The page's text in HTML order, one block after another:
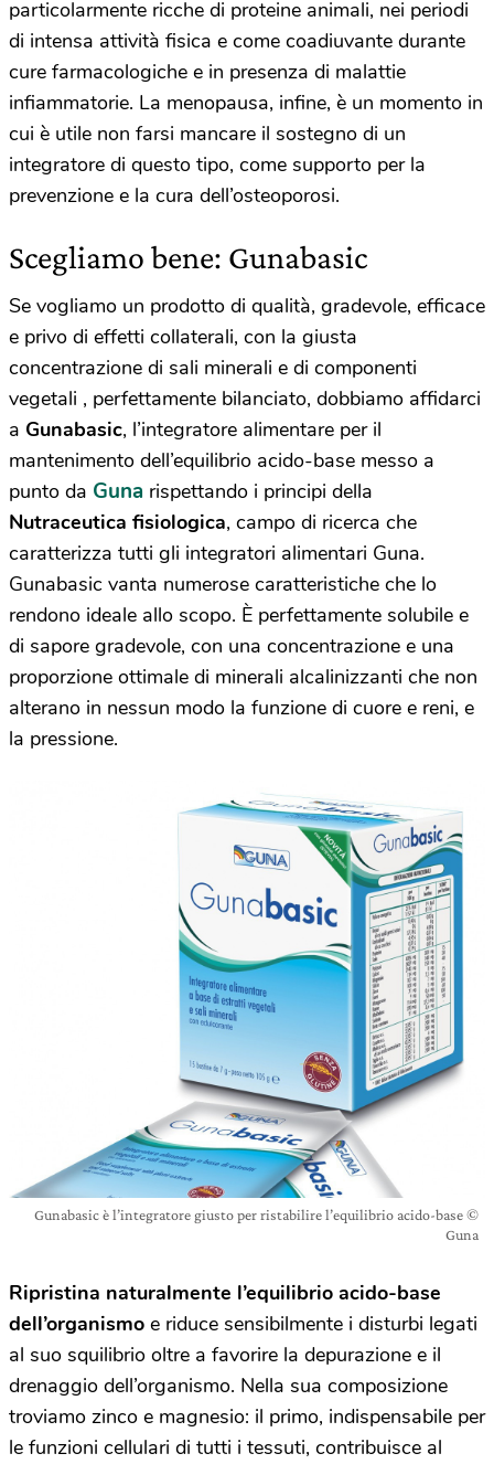
particolarmente ricche di proteine animali, nei periodi
di intensa attività fisica e come coadiuvante durante
cure farmacologiche e in presenza di malattie
infiammatorie. La menopausa, infine, è un momento in
cui è utile non farsi mancare il sostegno di un
integratore di questo tipo, come supporto per la
prevenzione e la cura dell’osteoporosi.
Scegliamo bene: Gunabasic
Se vogliamo un prodotto di qualità, gradevole, efficace
e privo di effetti collaterali, con la giusta
concentrazione di sali minerali e di componenti
vegetali , perfettamente bilanciato, dobbiamo affidarci
a Gunabasic, l’integratore alimentare per il
mantenimento dell’equilibrio acido-base messo a
punto da Guna rispettando i principi della
Nutraceutica fisiologica, campo di ricerca che
caratterizza tutti gli integratori alimentari Guna.
Gunabasic vanta numerose caratteristiche che lo
rendono ideale allo scopo. È perfettamente solubile e
di sapore gradevole, con una concentrazione e una
proporzione ottimale di minerali alcalinizzanti che non
alterano in nessun modo la funzione di cuore e reni, e
la pressione.
Gunabasic è l’integratore giusto per ristabilire l’equilibrio acido-base ©
Guna
Ripristina naturalmente l’equilibrio acido-base
dell’organismo e riduce sensibilmente i disturbi legati
al suo squilibrio oltre a favorire la depurazione e il
drenaggio dell’organismo. Nella sua composizione
troviamo zinco e magnesio: il primo, indispensabile per
le funzioni cellulari di tutti i tessuti, contribuisce al